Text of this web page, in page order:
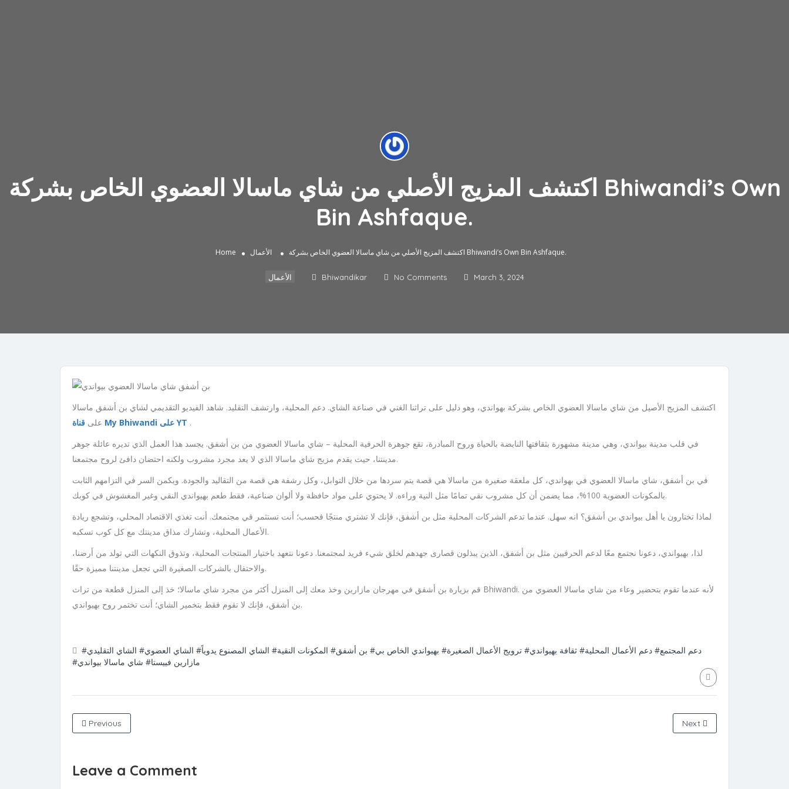
اكتشف المزيج الأصلي من شاي ماسالا العضوي الخاص بشركة Bhiwandi’s Own
Bin Ashfaque.
Home الأعمال اكتشف المزيج الأصلي من شاي ماسالا العضوي الخاص بشركة Bhiwandi’s Own Bin Ashfaque.
الأعمال Bhiwandikar No Comments March 3, 2024
اكتشف المزيج الأصيل من شاي ماسالا العضوي الخاص بشركة بهواندي، وهو دليل على تراثنا الغني في صناعة الشاي. دعم المحلية، وارتشف التقليد. شاهد الفيديو التقديمي لشاي بن أشفق ماسالا
على
قناة My Bhiwandi على YT .
في قلب مدينة بيواندي، وهي مدينة مشهورة بثقافتها النابضة بالحياة وروح المبادرة، تقع جوهرة الحرفية المحلية – شاي ماسالا العضوي من بن أشفق. يجسد هذا العمل الذي تديره عائلة جوهر
مدينتنا، حيث يقدم مزيج شاي ماسالا الذي لا يعد مجرد مشروب ولكنه احتضان دافئ لروح مجتمعنا.
في بن أشفق، شاي ماسالا العضوي في بهواندي، كل ملعقة صغيرة من ماسالا هي قصة يتم سردها من خلال التوابل، وكل رشفة هي قصة من التقاليد والجودة. ويكمن السر في التزامهم الثابت
بالمكونات العضوية 100%، مما يضمن أن كل مشروب نقي تمامًا مثل النية وراءه. لا يحتوي على مواد حافظة ولا ألوان صناعية، فقط طعم بهيواندي النقي وغير المغشوش في كوبك.
لماذا تختارون يا أهل بيواندي بن أشفق؟ انه سهل. عندما تدعم الشركات المحلية مثل بن أشفق، فإنك لا تشتري منتجًا فحسب؛ أنت تستثمر في مجتمعك. أنت تغذي الاقتصاد المحلي، وتشجع ريادة
الأعمال المحلية، وتشارك مذاق مدينتك مع كل كوب تسكبه.
لذا، بهيواندي، دعونا نجتمع معًا لدعم الحرفيين مثل بن أشفق، الذين يبذلون قصارى جهدهم لخلق شيء فريد لمجتمعنا. دعونا نتعهد باختيار المنتجات المحلية، وتذوق النكهات التي تولد من أرضنا،
والاحتفال بالشركات الصغيرة التي تجعل مدينتنا مميزة حقًا.
قم بزيارة بن أشفق في مهرجان مازارين وخذ معك إلى المنزل أكثر من مجرد شاي ماسالا؛ خذ إلى المنزل قطعة من تراث Bhiwandi. لأنه عندما تقوم بتحضير وعاء من شاي ماسالا العضوي من
بن أشفق، فإنك لا تقوم فقط بتخمير الشاي؛ أنت تختمر روح بهيواندي.
#الشاي التقليدي #الشاي العضوي #الشاي المصنوع يدوياً #المكونات النقية #بن أشفق #بهيواندي الخاص بي #ترويج الأعمال الصغيرة #ثقافة بهيواندي #دعم الأعمال المحلية
#دعم المجتمع
#شاي ماسالا بيواندي
#مازارين فييستا
Previous Next
Leave a Comment